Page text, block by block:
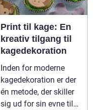
Print til kage: En
kreativ tilgang til
kagedekoration
Inden for moderne
kagedekoration er der
én metode, der skiller
sig ud for sin evne til